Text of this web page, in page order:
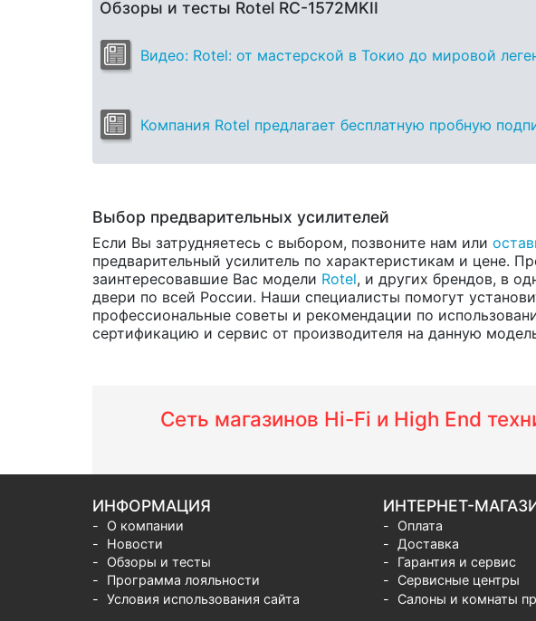
Обзоры и тесты Rotel RC-1572MKII
Видео: Rotel: от мастерской в Токио до мировой
Компания Rotel предлагает бесплатную пробную
Выбор предварительных усилителей
Если Вы затрудняетесь с выбором, позвоните нам или
предварительный усилитель по характеристикам и цене.
заинтересовавшие Вас модели Rotel, и других брендов, в
двери по всей России. Наши специалисты помогут
профессиональные советы и рекомендации по
сертификацию и сервис от производителя на данную
Сеть магазинов Hi-Fi и High End
ИНФОРМАЦИЯ
О компании
Новости
Обзоры и тесты
Программа лояльности
Условия использования сайта
ИНТЕРНЕТ-
Оплата
Доставка
Гарантия и сервис
Сервисные центры
Салоны и комнаты